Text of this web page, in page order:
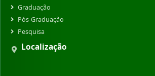
Graduação
Pós-Graduação
Pesquisa
Localização